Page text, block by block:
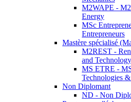
M2WAPE -
Energy
MSc
Entrepreneurs
Mastère spécialisé
M2REST -
and Technology
MS ETRE -
Technologies
Non Diplomant
ND - Non